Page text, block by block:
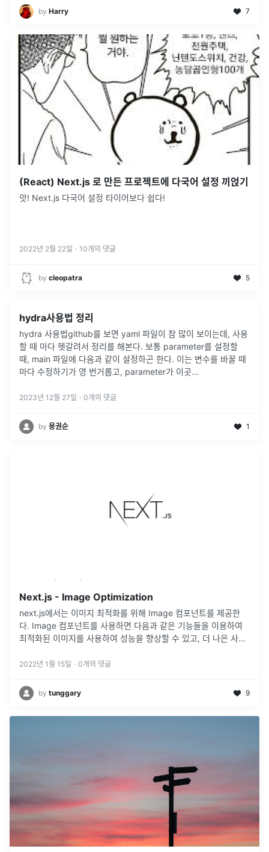
by Harry 7
(React) Next.js 로 만든 프로젝트에 다국어 설정 끼얹기
앗! Next.js 다국어 설정 타이어보다 쉽다!
2022년 2월 22일 · 10개의 댓글
by cleopatra 5
hydra사용법 정리
hydra 사용법github를 보면 yaml 파일이 참 많이 보이는데, 사용
할 때 마다 헷갈려서 정리를 해본다. 보통 parameter를 설정할
때, main 파일에 다음과 같이 설정하곤 한다. 이는 변수를 바꿀 때
마다 수정하기가 영 번거롭고, parameter가 이곳...
2023년 12월 27일 · 0개의 댓글
by 용권순 1
Next.js - Image Optimization
next.js에서는 이미지 최적화를 위해 Image 컴포넌트를 제공한
다. Image 컴포넌트를 사용하면 다음과 같은 기능들을 이용하여
최적화된 이미지를 사용하여 성능을 향상할 수 있고, 더 나은 사용
기...
2022년 1월 15일 · 0개의 댓글
by tunggary 9